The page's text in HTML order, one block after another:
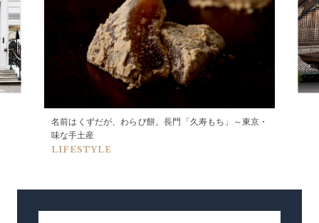
名前はくずだが、わらび餅。長門「久寿もち」～東京・
味な手土産
LIFESTYLE